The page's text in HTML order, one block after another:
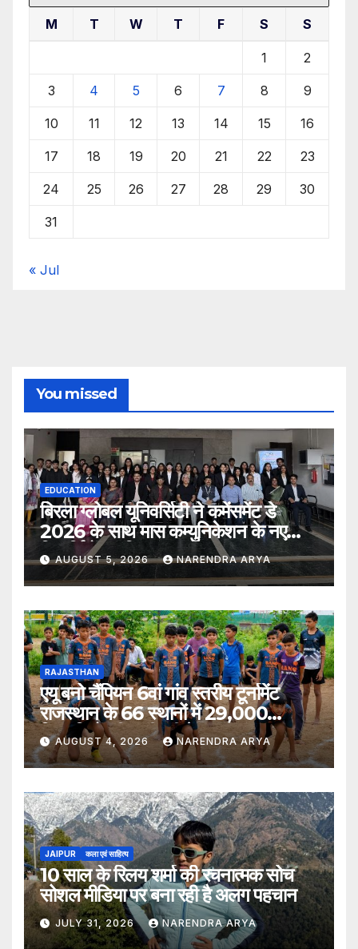
M T W T F S S
1 2
3 4 5 6 7 8 9
10 11 12 13 14 15 16
17 18 19 20 21 22 23
24 25 26 27 28 29 30
31
« Jul
You missed
EDUCATION
बिरला ग्लोबल यूनिवर्सिटी ने कमेंसमेंट डे
2026 के साथ मास कम्युनिकेशन के नए
विद्यार्थियों का किया स्वागत
AUGUST 5, 2026 NARENDRA ARYA
RAJASTHAN
एयू बनो चैंपियन 6वां गांव स्तरीय टूर्नामेंट
राजस्थान के 66 स्थानों में 29,000
खिलाड़ियों की भागीदारी के साथ संपन्न हुआ
AUGUST 4, 2026 NARENDRA ARYA
JAIPUR कला एवं साहित्य
10 साल के रिलय शर्मा की रचनात्मक सोच
सोशल मीडिया पर बना रही है अलग पहचान
JULY 31, 2026 NARENDRA ARYA